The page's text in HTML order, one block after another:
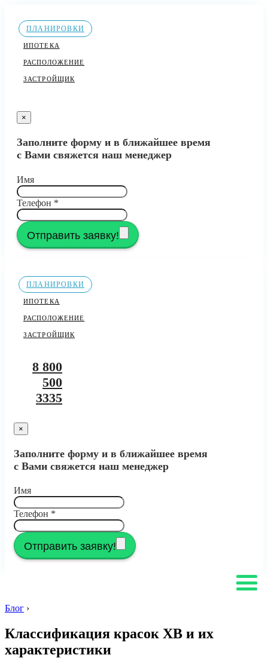
ПЛАНИРОВКИ
ИПОТЕКА
РАСПОЛОЖЕНИЕ
ЗАСТРОЙЩИК
×
Заполните форму и в ближайшее время
с Вами свяжется наш менеджер
Имя
Телефон *
Отправить заявку!
ПЛАНИРОВКИ
ИПОТЕКА
РАСПОЛОЖЕНИЕ
ЗАСТРОЙЩИК
8 800
500
3335
×
Заполните форму и в ближайшее время
с Вами свяжется наш менеджер
Имя
Телефон *
Отправить заявку!
Блог ›
Классификация красок ХВ и их
характеристики